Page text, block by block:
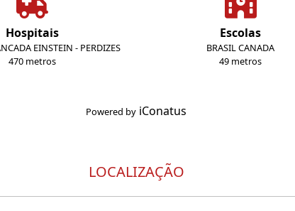
Hospitais
EINSTEIN - PERDIZES
470 metros
Escolas
BRASIL CANADA
49 metros
Powered by iConatus
LOCALIZAÇÃO